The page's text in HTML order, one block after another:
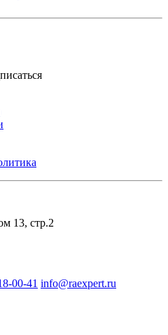
13, стр.2
00-41 info@raexpert.ru